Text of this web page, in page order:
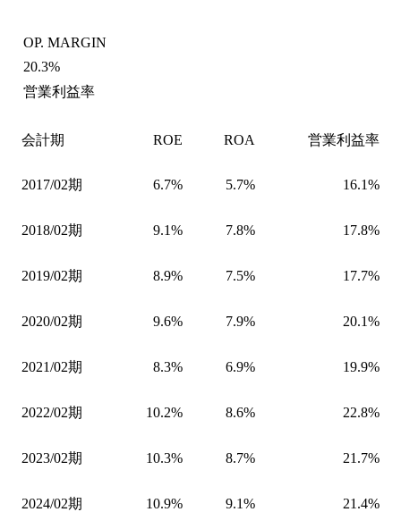
OP. MARGIN
20.3%
営業利益率
会計期 ROE ROA 営業利益率
2017/02期 6.7% 5.7% 16.1%
2018/02期 9.1% 7.8% 17.8%
2019/02期 8.9% 7.5% 17.7%
2020/02期 9.6% 7.9% 20.1%
2021/02期 8.3% 6.9% 19.9%
2022/02期 10.2% 8.6% 22.8%
2023/02期 10.3% 8.7% 21.7%
2024/02期 10.9% 9.1% 21.4%